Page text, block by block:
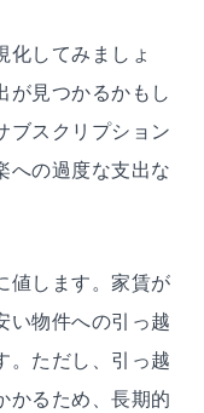
化してみましょ
が見つかるかもし
ブスクリプション
への過度な支出な
値します。家賃が
い物件への引っ越
。ただし、引っ越
かるため、長期的